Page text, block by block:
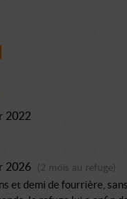
2022
2026 (2 mois au refuge)
et demi de fourrière,